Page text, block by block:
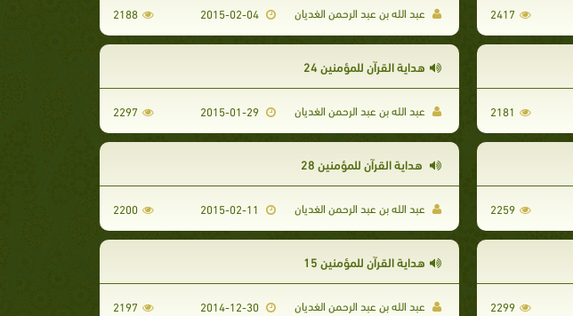
2417 عبد الله بن عبد الرحمن الغديان 2188
2181
هداية القرآن للمؤمنين 24
عبد الله بن عبد الرحمن الغديان 2297
2259
هداية القرآن للمؤمنين 28
عبد الله بن عبد الرحمن الغديان 2200
2299
هداية القرآن للمؤمنين 15
عبد الله بن عبد الرحمن الغديان 2197